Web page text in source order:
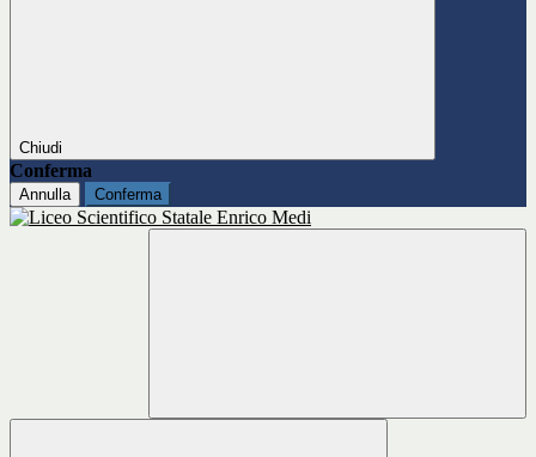
Chiudi
Conferma
Annulla Conferma